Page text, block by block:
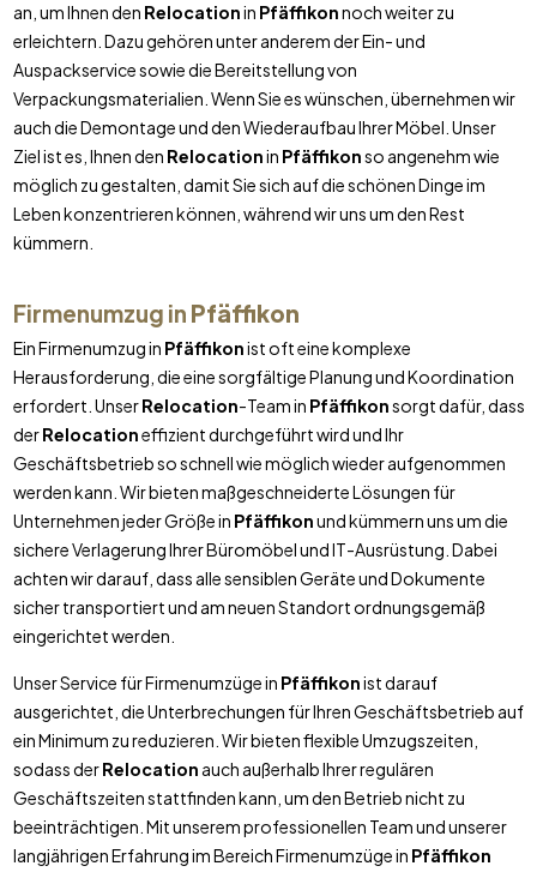
an, um Ihnen den Relocationin Pfäffikonnoch weiter zu
erleichtern. Dazu gehören unter anderem der Ein- und
Auspackservice sowie die Bereitstellung von
Verpackungsmaterialien. Wenn Sie es wünschen, übernehmen wir
auch die Demontage und den Wiederaufbau Ihrer Möbel. Unser
Ziel ist es, Ihnen den Relocationin Pfäffikonso angenehm wie
möglich zu gestalten, damit Sie sich auf die schönen Dinge im
Leben konzentrieren können, während wir uns um den Rest
kümmern.
Firmenumzug in Pfäffikon
Ein Firmenumzug in Pfäffikonist oft eine komplexe
Herausforderung, die eine sorgfältige Planung und Koordination
erfordert. UnserRelocation-Team in Pfäffikonsorgt dafür, dass
derRelocationeffizient durchgeführt wird und Ihr
Geschäftsbetrieb so schnell wie möglich wieder aufgenommen
werden kann. Wir bieten maßgeschneiderte Lösungen für
Unternehmen jeder Größe in Pfäffikonund kümmern uns um die
sichere Verlagerung Ihrer Büromöbel und IT-Ausrüstung. Dabei
achten wir darauf, dass alle sensiblen Geräte und Dokumente
sicher transportiert und am neuen Standort ordnungsgemäß
eingerichtet werden.
Unser Service für Firmenumzüge in Pfäffikonist darauf
ausgerichtet, die Unterbrechungen für Ihren Geschäftsbetrieb auf
ein Minimum zu reduzieren. Wir bieten flexible Umzugszeiten,
sodass derRelocation auch außerhalb Ihrer regulären
Geschäftszeiten stattfinden kann, um den Betrieb nicht zu
beeinträchtigen. Mit unserem professionellen Team und unserer
langjährigen Erfahrung im Bereich Firmenumzüge in Pfäffikon